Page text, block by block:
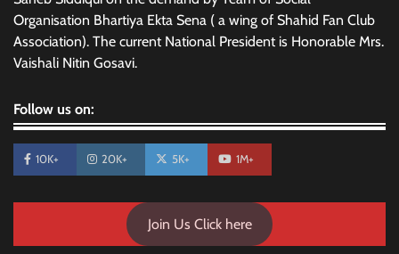
Organisation Bhartiya Ekta Sena ( a wing of Shahid Fan Club
Association). The current National President is Honorable Mrs.
Vaishali Nitin Gosavi.
Follow us on:
10K+ 20K+ 5K+ 1M+
Join Us Click here